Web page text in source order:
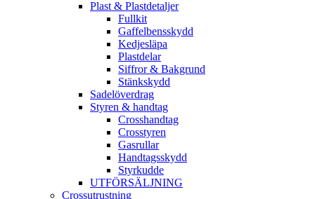
Plast & Plastdetaljer
Fullkit
Gaffelbensskydd
Kedjesläpa
Plastdelar
Siffror & Bakgrund
Stänkskydd
Sadelöverdrag
Styren & handtag
Crosshandtag
Crosstyren
Gasrullar
Handtagsskydd
Styrkudde
UTFÖRSÄLJNING
Crossutrustning